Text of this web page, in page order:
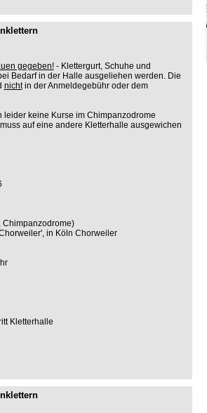
gegeben!- Klettergurt, Schuhe und
Bedarf in der Halle ausgeliehen werden. Die
nichtin der Anmeldegebühr oder dem
leider keine Kurse im Chimpanzodrome
auf eine andere Kletterhalle ausgewichen
Chimpanzodrome)
in Köln Chorweiler
Kletterhalle